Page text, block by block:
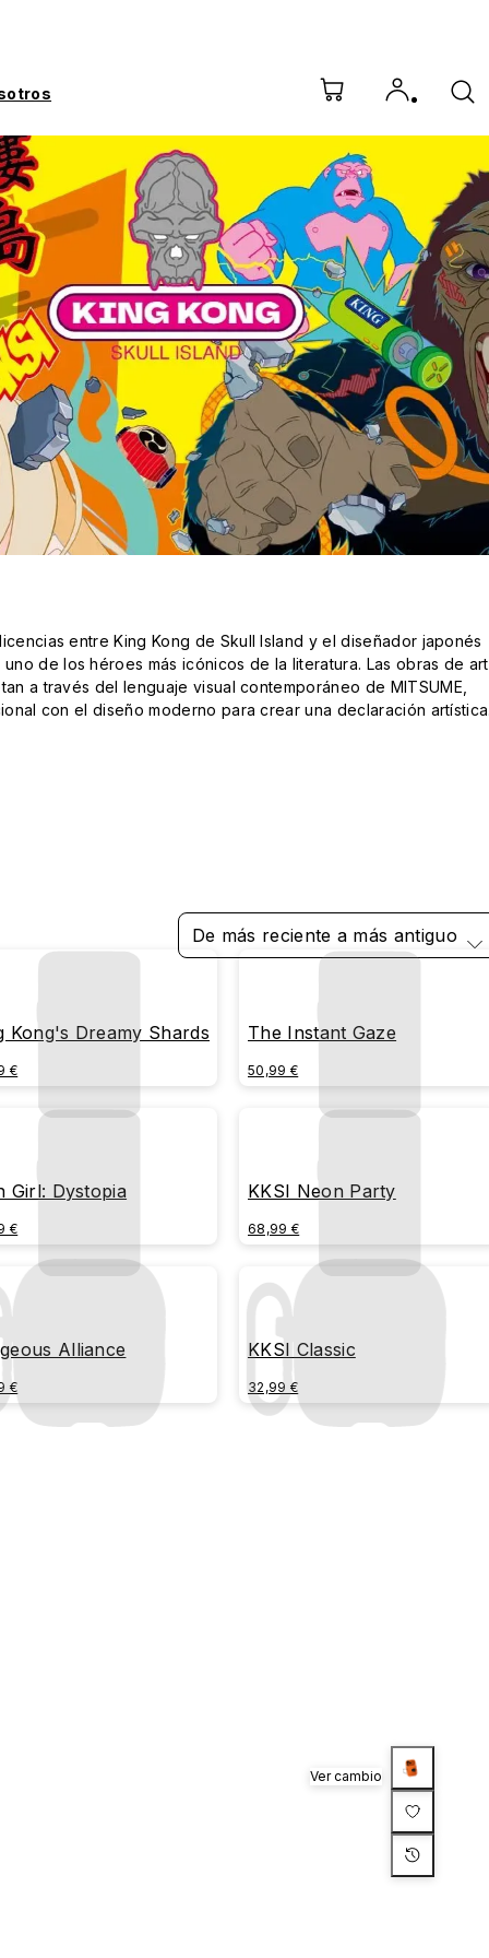
entre King Kong de Skull Island y el diseñador japonés
uno de los héroes más icónicos de la literatura. Las obras de
a través del lenguaje visual contemporáneo de MITSUME,
con el diseño moderno para crear una declaración artística
De más reciente a más antiguo
Kong's Dreamy Shards
€
The Instant Gaze
50,99 €
Girl: Dystopia
€
KKSI Neon Party
68,99 €
Alliance
€
KKSI Classic
32,99 €
Ver cambio